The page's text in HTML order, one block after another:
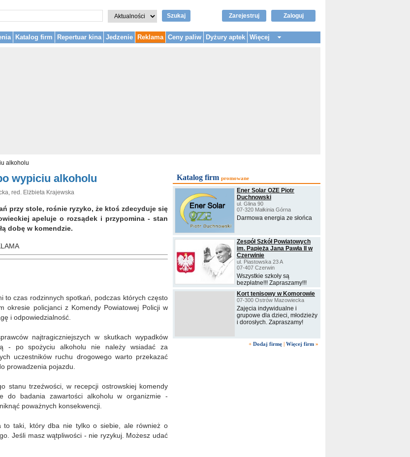
Szukaj Zaloguj
Zarejestruj
Katalog firm Repertuar kina Jedzenie Reklama Ceny paliw Dyżury aptek Więcej
alkoholu
wypiciu alkoholu
red. Elżbieta Krajewska
przy stole, rośnie ryzyko, że ktoś zdecyduje się
apeluje o rozsądek i przypomina - stan
dobę w komendzie.
to czas rodzinnych spotkań, podczas których często
okresie policjanci z Komendy Powiatowej Policji w
i odpowiedzialność.
najtragiczniejszych w skutkach wypadków
- po spożyciu alkoholu nie należy wsiadać za
uczestników ruchu drogowego warto przekazać
prowadzenia pojazdu.
stanu trzeźwości, w recepcji ostrowskiej komendy
do badania zawartości alkoholu w organizmie -
poważnych konsekwencji.
to taki, który dba nie tylko o siebie, ale również o
Jeśli masz wątpliwości - nie ryzykuj. Możesz udać
Katalog firm promowane
Ener Solar OZE Piotr
Duchnowski
ul. Glina 90
07-320 Małkinia Górna
Darmowa energia ze słońca
Zespół Szkół Powiatowych
im. Papieża Jana Pawła II w
Czerwinie
ul. Piastowska 23 A
07-407 Czerwin
Wszystkie szkoły są
bezpłatne!!! Zapraszamy!!!
Kort tenisowy w Komorowie
07-300 Ostrów Mazowiecka
Zajęcia indywidualne i
grupowe dla dzieci, młodzieży
i dorosłych. Zapraszamy!
+ Dodaj firmę | Więcej firm »